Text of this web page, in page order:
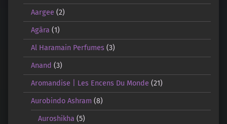
Aargee (2)
Agāra (1)
Al Haramain Perfumes(3)
Anand (3)
Aromandise | Les Encens Du Monde (21)
Aurobindo Ashram (8)
Auroshikha (5)